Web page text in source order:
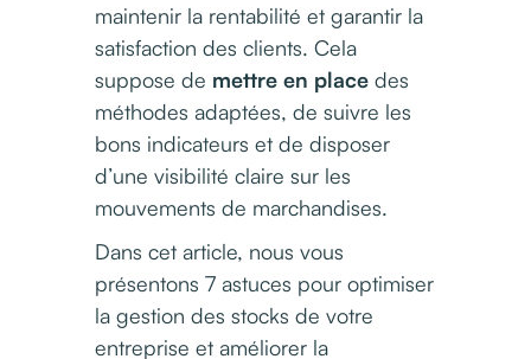
maintenir la rentabilité et garantir la
satisfaction des clients. Cela
suppose de mettre en place des
méthodes adaptées, de suivre les
bons indicateurs et de disposer
d’une visibilité claire sur les
mouvements de marchandises.
Dans cet article, nous vous
présentons 7 astuces pour optimiser
la gestion des stocks de votre
entreprise et améliorer la